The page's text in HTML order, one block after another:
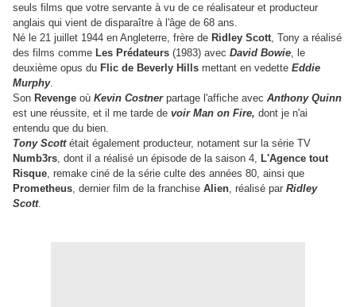
seuls films que votre servante à vu de ce réalisateur et producteur
anglais qui vient de disparaître à l'âge de 68 ans.
Né le 21 juillet 1944 en Angleterre, frère de Ridley Scott, Tony a réalisé
des films comme Les Prédateurs (1983) avec David Bowie, le
deuxième opus du Flic de Beverly Hills mettant en vedette Eddie
Murphy.
Son Revenge où Kevin Costner partage l'affiche avec Anthony Quinn
est une réussite, et il me tarde de voir Man on Fire, dont je n'ai
entendu que du bien.
Tony Scott était également producteur, notament sur la série TV
Numb3rs, dont il a réalisé un épisode de la saison 4, L'Agence tout
Risque, remake ciné de la série culte des années 80, ainsi que
Prometheus, dernier film de la franchise Alien, réalisé par Ridley
Scott.